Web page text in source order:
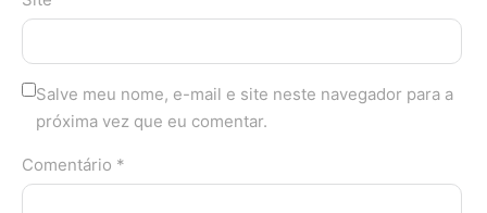
Salve meu nome, e-mail e site neste navegador para a
próxima vez que eu comentar.
Comentário *